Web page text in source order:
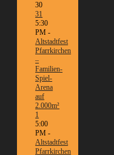
30
31
5:30
PM -
Altstadtfest
Pfarrkirchen
–
Familien-
Spiel-
Arena
auf
2.000m²
1
5:00
PM -
Altstadtfest
Pfarrkirchen